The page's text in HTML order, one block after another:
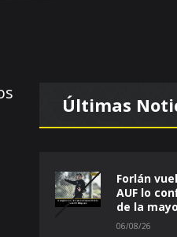
Últimas
Forlán
AUF lo
de la
06/08/26